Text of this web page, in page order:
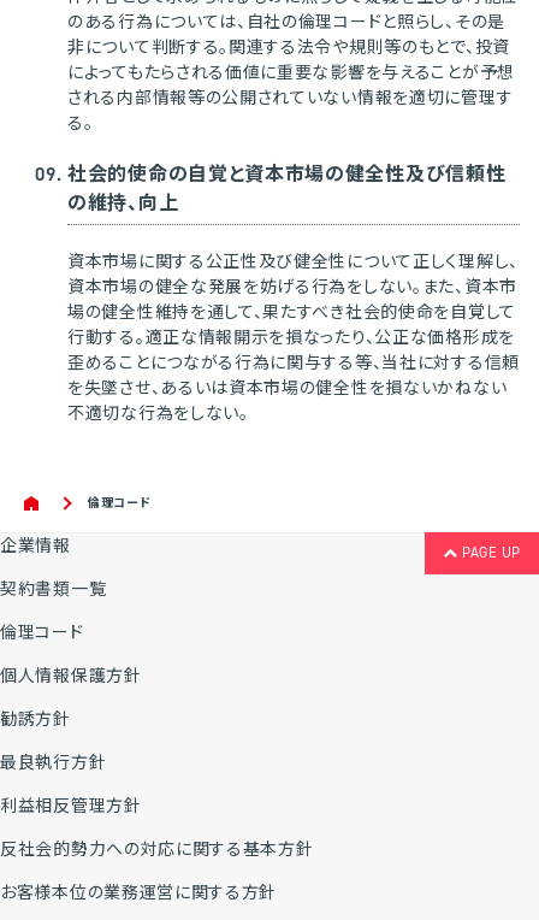
のある行為については、自社の倫理コードと照らし、その是
非について判断する。関連する法令や規則等のもとで、投資
によってもたらされる価値に重要な影響を与えることが予想
される内部情報等の公開されていない情報を適切に管理す
る。
社会的使命の自覚と資本市場の健全性及び信頼性
の維持、向上
資本市場に関する公正性及び健全性について正しく理解し、
資本市場の健全な発展を妨げる行為をしない。また、資本市
場の健全性維持を通して、果たすべき社会的使命を自覚して
行動する。適正な情報開示を損なったり、公正な価格形成を
歪めることにつながる行為に関与する等、当社に対する信頼
を失墜させ、あるいは資本市場の健全性を損ないかねない
不適切な行為をしない。
倫理コード
PAGE UP
企業情報
契約書類一覧
倫理コード
個人情報保護方針
勧誘方針
最良執行方針
利益相反管理方針
反社会的勢力への対応に関する基本方針
お客様本位の業務運営に関する方針